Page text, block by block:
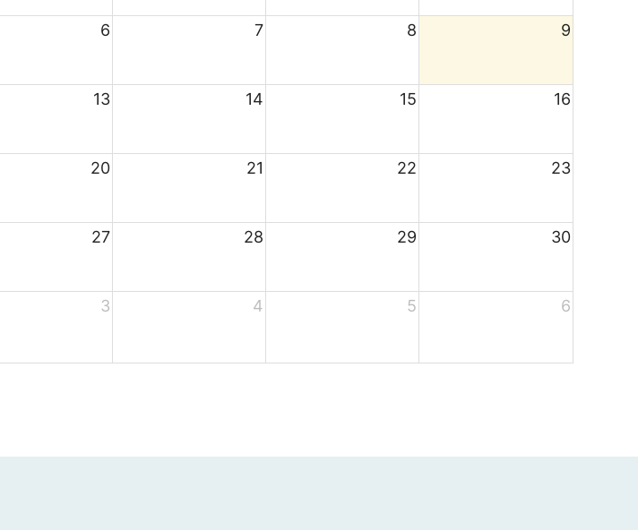
6 7 8 9
13 14 15 16
20 21 22 23
27 28 29 30
3 4 5 6